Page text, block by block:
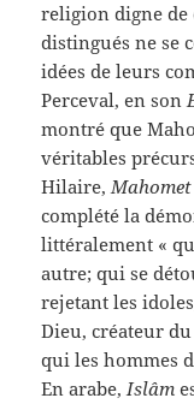
religion digne de
distingués ne se
idées de leurs
Perceval, en son
montré que
véritables
Hilaire,
complété la
littéralement «
autre; qui se
rejetant les
Dieu, créateur
qui les hommes
En arabe,Islâm